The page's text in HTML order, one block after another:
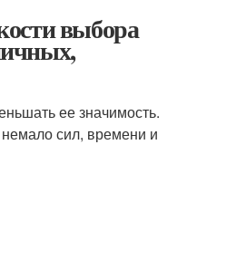
выбора
ее значимость.
сил, времени и